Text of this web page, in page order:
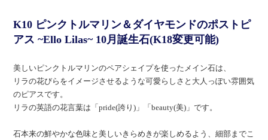
K10 ピンクトルマリン＆ダイヤモンドのポストピ
アス ~Ello Lilas~ 10月誕生石(K18変更可能)
美しいピンクトルマリンのペアシェイプを使ったメイン石は、
リラの花びらをイメージさせるような可愛らしさと大人っぽい雰囲気
のピアスです。
リラの英語の花言葉は「pride(誇り)」「beauty(美)」です。
石本来の鮮やかな色味と美しいきらめきが楽しめるよう、細部までこ